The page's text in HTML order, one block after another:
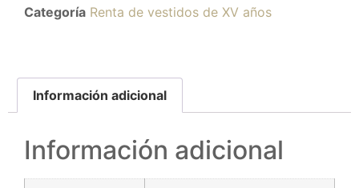
Categoría Renta de vestidos de XV años
Información adicional
Información adicional